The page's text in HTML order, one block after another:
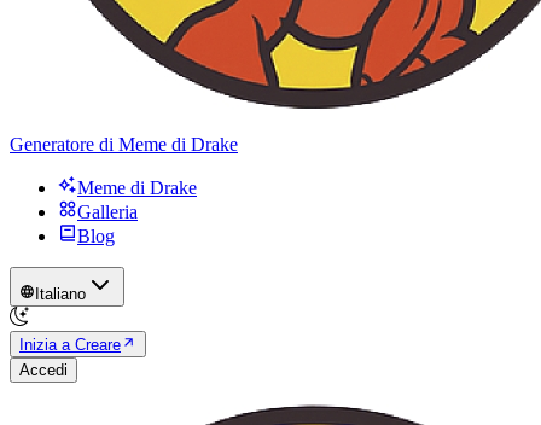
Generatore di Meme di Drake
Meme di Drake
Galleria
Blog
Italiano
Inizia a Creare
Accedi